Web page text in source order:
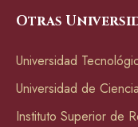
Otras
Universidad
Universidad de
Instituto Superior de